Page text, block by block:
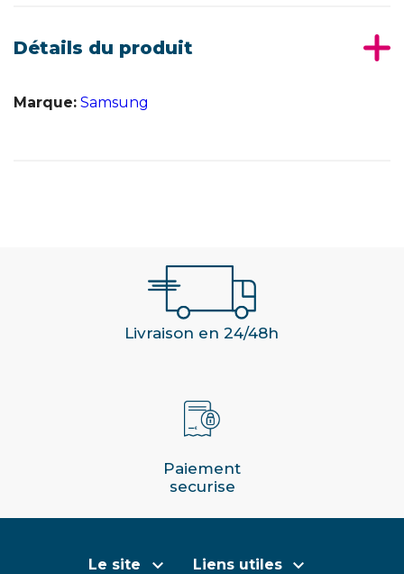
Détails du produit
Marque: Samsung
Livraison en 24/48h
Paiement
securise
Le site  Liens utiles 